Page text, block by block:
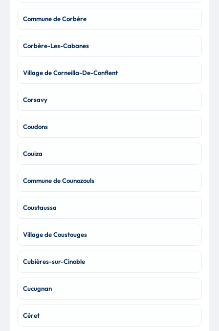
Commune de Corbère
Corbère-Les-Cabanes
Village de Corneilla-De-Conflent
Corsavy
Coudons
Couiza
Commune de Counozouls
Coustaussa
Village de Coustouges
Cubières-sur-Cinoble
Cucugnan
Céret